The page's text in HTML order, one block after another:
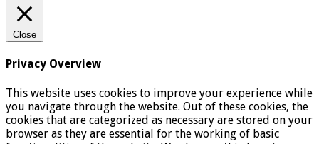
Close
Privacy Overview
This website uses cookies to improve your experience while
you navigate through the website. Out of these cookies, the
cookies that are categorized as necessary are stored on your
browser as they are essential for the working of basic